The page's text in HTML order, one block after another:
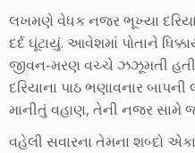
લખમણે વેધક નજર ભૂખ્યા
દર્દ ઘૂંટાયું. આવેશમાં પોતાને
જીવન-મરણ વચ્ચે ઝઝૂમતી
દરિયાના પાઠ ભણાવનાર
માનીતું વહાણ, તેની નજર સામે
વહેલી સવારના તેમના શબ્દો